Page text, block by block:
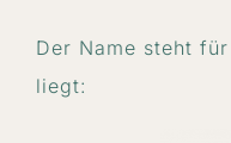
Der Name steht
liegt: